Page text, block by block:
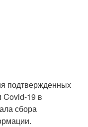
подтвержденных
Covid-19 в
сбора